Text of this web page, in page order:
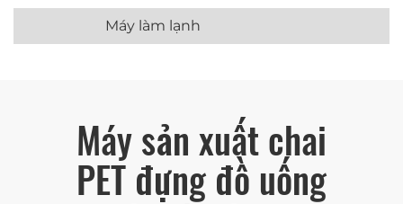
Máy làm lạnh
Máy sản xuất chai
PET đựng đồ uống